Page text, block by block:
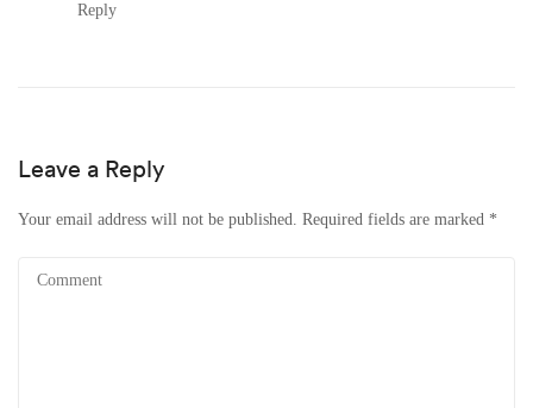
Reply
Leave a Reply
Your email address will not be published. Required fields are marked *